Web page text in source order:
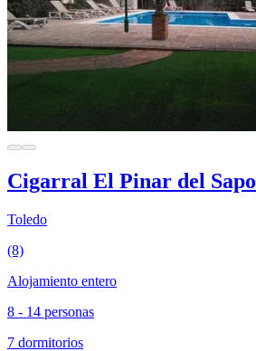
Cigarral El Pinar del Sapo
Toledo
(8)
Alojamiento entero
8 - 14 personas
7 dormitorios